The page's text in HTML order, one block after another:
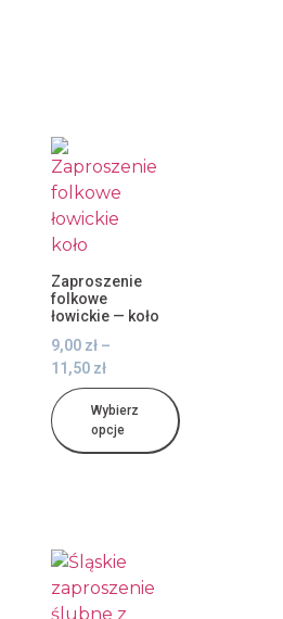
Zaproszenie
folkowe
łowickie — koło
9,00 zł –
11,50 zł
Wybierz
opcje